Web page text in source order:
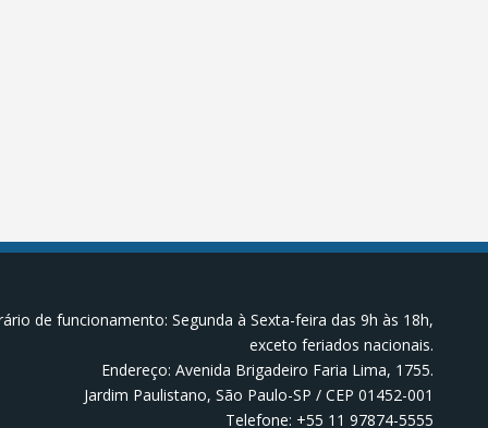
de funcionamento: Segunda à Sexta-feira das 9h às 18h,
exceto feriados nacionais.
Endereço: Avenida Brigadeiro Faria Lima, 1755.
Jardim Paulistano, São Paulo-SP / CEP 01452-001
Telefone: +55 11 97874-5555